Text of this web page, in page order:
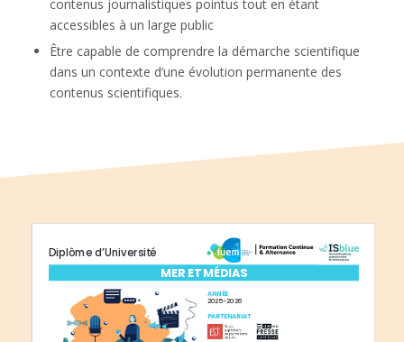
contenus journalistiques pointus tout en étant
accessibles à un large public
Être capable de comprendre la démarche scientifique
dans un contexte d’une évolution permanente des
contenus scientifiques.